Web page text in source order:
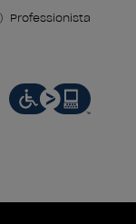
Professionista